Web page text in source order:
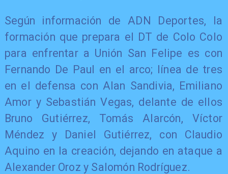
Según información de ADN Deportes, la
formación que prepara el DT de Colo Colo
para enfrentar a Unión San Felipe es con
Fernando De Paul en el arco; línea de tres
en el defensa con Alan Sandivia, Emiliano
Amor y Sebastián Vegas, delante de ellos
Bruno Gutiérrez, Tomás Alarcón, Víctor
Méndez y Daniel Gutiérrez, con Claudio
Aquino en la creación, dejando en ataque a
Alexander Oroz y Salomón Rodríguez.